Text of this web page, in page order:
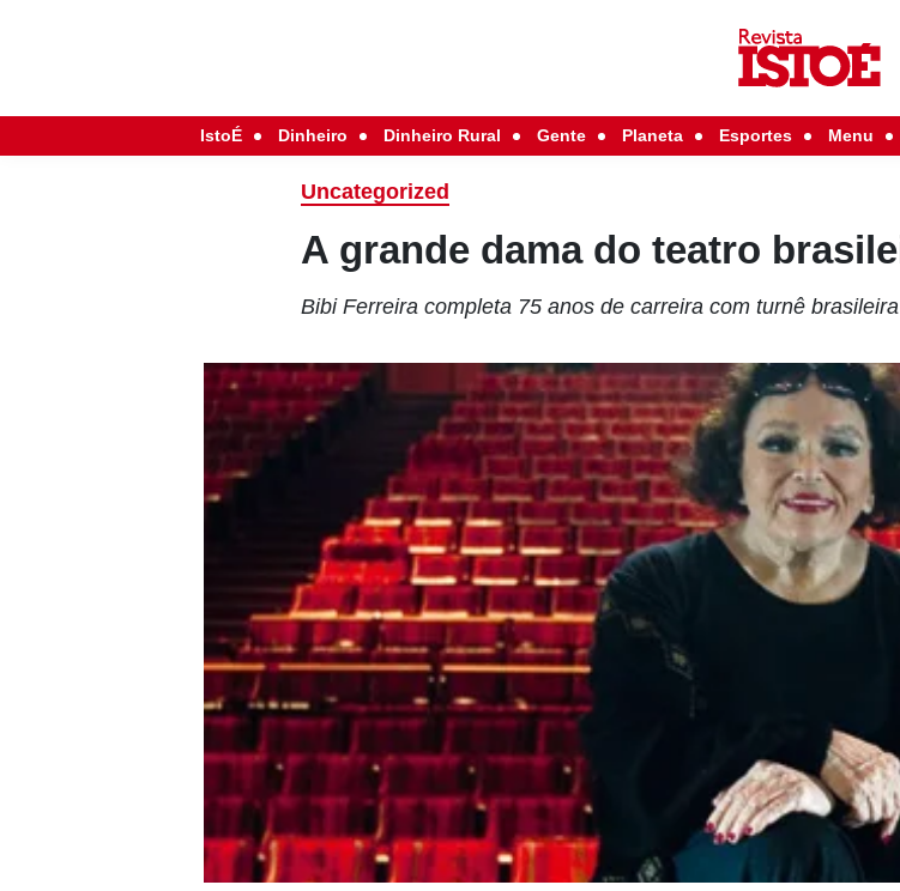
IstoÉ Dinheiro Dinheiro Rural Gente Planeta Esportes Menu
Uncategorized
A grande dama do teatro
Bibi Ferreira completa 75 anos de carreira com turnê